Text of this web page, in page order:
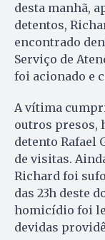
desta manhã,
detentos,
encontrado
Serviço de
foi acionado e
A vítima
outros presos,
detento Rafael
de visitas.
Richard foi
das 23h deste
homicídio foi
devidas